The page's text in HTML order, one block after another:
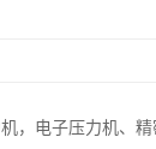
，电子压力机、